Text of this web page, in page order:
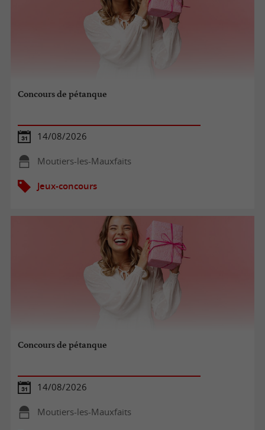
Concours de pétanque
14/08/2026
Moutiers-les-Mauxfaits
Jeux-concours
Concours de pétanque
14/08/2026
Moutiers-les-Mauxfaits